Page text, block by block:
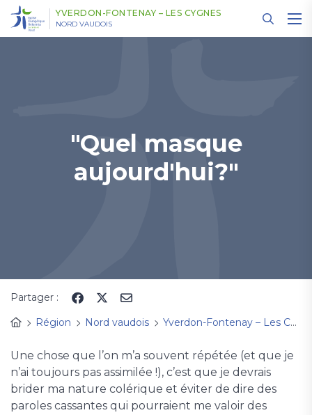
YVERDON-FONTENAY – LES CYGNES
NORD VAUDOIS
"Quel masque
aujourd'hui?"
Partager :
Région
Nord vaudois Yverdon-Fontenay – Les Cygnes
Une chose que l’on m’a souvent répétée (et que je
n’ai toujours pas assimilée !), c’est que je devrais
brider ma nature colérique et éviter de dire des
paroles cassantes qui pourraient me valoir des
Panneau de gestion des cookies